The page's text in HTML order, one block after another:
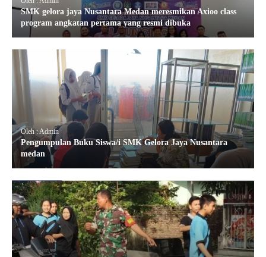
SMK gelora jaya Nusantara Medan meresmikan Axioo class
program angkatan pertama yang resmi dibuka
Oleh : Admin
Pengumpulan Buku Siswa/i SMK Gelora Jaya Nusantara
medan